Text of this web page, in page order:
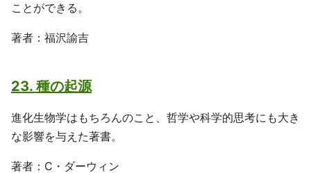
ことができる。
著者：福沢諭吉
23. 種の起源
進化生物学はもちろんのこと、哲学や科学的思考にも大き
な影響を与えた著書。
著者：C・ダーウィン